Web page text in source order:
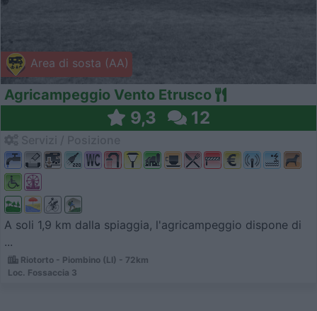
Area di sosta (AA)
Agricampeggio Vento Etrusco
9,3 12
A soli 1,9 km dalla spiaggia, l'agricampeggio dispone di
...
Riotorto - Piombino (LI) - 72km
Loc. Fossaccia 3